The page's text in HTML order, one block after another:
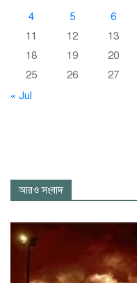
4
5 6
11
12 13
18
19 20
25
26 27
« Jul
আরও সংবাদ